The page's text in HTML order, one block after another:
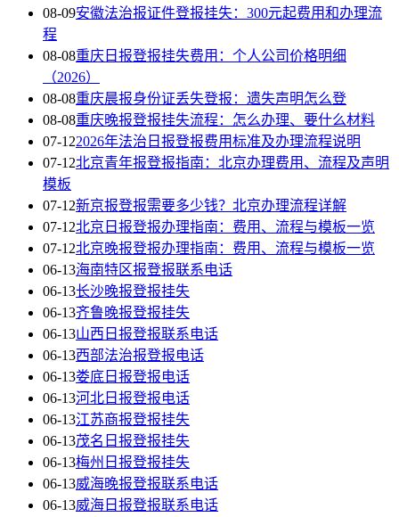
08-09安徽法治报证件登报挂失：300元起费用和办理流
程
08-08重庆日报登报挂失费用：个人公司价格明细
（2026）
08-08重庆晨报身份证丢失登报：遗失声明怎么登
08-08重庆晚报登报挂失流程：怎么办理、要什么材料
07-122026年法治日报登报费用标准及办理流程说明
07-12北京青年报登报指南：北京办理费用、流程及声明
模板
07-12新京报登报需要多少钱？北京办理流程详解
07-12北京日报登报办理指南：费用、流程与模板一览
07-12北京晚报登报办理指南：费用、流程与模板一览
06-13海南特区报登报联系电话
06-13长沙晚报登报挂失
06-13齐鲁晚报登报挂失
06-13山西日报登报联系电话
06-13西部法治报登报电话
06-13娄底日报登报电话
06-13河北日报登报电话
06-13江苏商报登报挂失
06-13茂名日报登报挂失
06-13梅州日报登报挂失
06-13威海晚报登报联系电话
06-13威海日报登报联系电话